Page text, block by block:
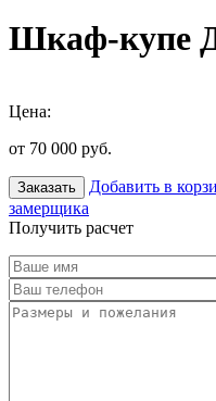
Шкаф-купе
Цена:
от 70 000 руб.
Заказать Добавить в
замерщика
Получить расчет